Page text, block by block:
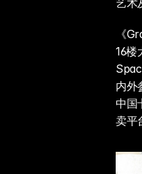
艺术
《
16楼
内外
中国
卖平